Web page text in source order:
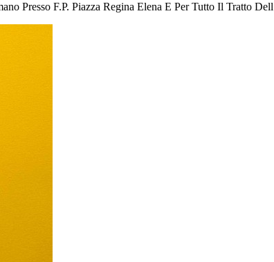
Presso F.P. Piazza Regina Elena E Per Tutto Il Tratto